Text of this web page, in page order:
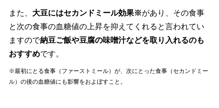
また、 大豆にはセカンドミール効果※があり、その食事
と次の食事の血糖値の上昇を抑えてくれると言われてい
ますので納豆ご飯や豆腐の味噌汁などを取り入れるのも
おすすめです。
※最初にとる食事（ファーストミール）が、次にとった食事（セカンドミー
ル）の後の血糖値にも影響をおよぼすこと。